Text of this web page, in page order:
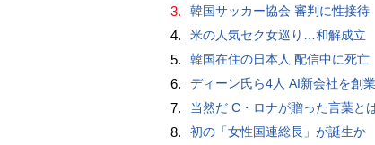
3. 韓国サッカー協会 審判に性接待
4. 米の人気セク女巡り…和解成立
5. 韓国在住の日本人 配信中に死亡
6. ディーン氏ら4人 AI新会社を創業
7. 当然だ C・ロナが贈った言葉と
8. 初の「女性国連総長」が誕生か